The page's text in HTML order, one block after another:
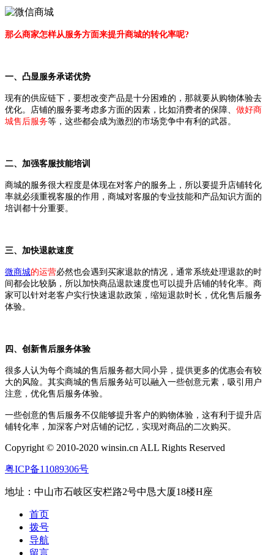
那么商家怎样从服务方面来提升商城的转化率呢?
一、凸显服务承诺优势
现有的供应链下，要想改变产品是十分困难的，那就要从购物体验去
优化。店铺的服务要考虑多方面的因素，比如消费者的保障、 做好商
城售后服务等，这些都会成为激烈的市场竞争中有利的武器。
二、加强客服技能培训
商城的服务很大程度是体现在对客户的服务上，所以要提升店铺转化
率就必须重视客服的作用，商城对客服的专业技能和产品知识方面的
培训都十分重要。
三、加快退款速度
微商城的运营必然也会遇到买家退款的情况，通常系统处理退款的时
间都会比较肠，所以加快商品退款速度也可以提升店铺的转化率。商
家可以针对老客户实行快速退款政策，缩短退款时长，优化售后服务
体验。
四、创新售后服务体验
很多人认为每个商城的售后服务都大同小异，提供更多的优惠会有较
大的风险。其实商城的售后服务站可以融入一些创意元素，吸引用户
注意，优化售后服务体验。
一些创意的售后服务不仅能够提升客户的购物体验，这有利于提升店
铺转化率，加深客户对店铺的记忆，实现对商品的二次购买。
Copyright © 2010-2020 winsin.cn ALL Rights Reserved
粤ICP备11089306号
地址：中山市石岐区安栏路2号中恳大厦18楼H座
首页
拨号
导航
留言